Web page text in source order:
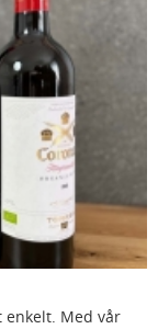
Med vår